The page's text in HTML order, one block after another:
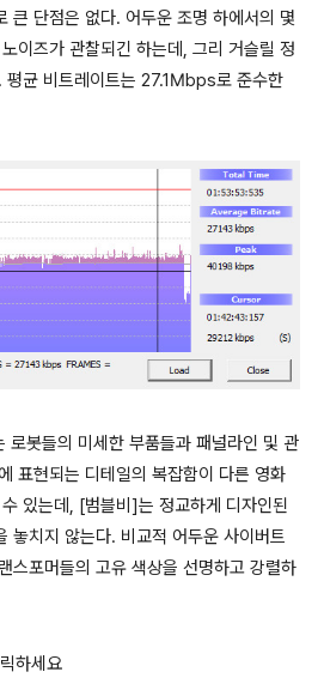
큰 단점은 없다. 어두운 조명 하에서의 몇
이즈가 관찰되긴 하는데, 그리 거슬릴 정
평균 비트레이트는 27.1Mbps로 준수한
로봇들의 미세한 부품들과 패널라인 및 관
표현되는 디테일의 복잡함이 다른 영화
있는데, [범블비]는 정교하게 디자인된
놓치지 않는다. 비교적 어두운 사이버트
스포머들의 고유 색상을 선명하고 강렬하
하세요